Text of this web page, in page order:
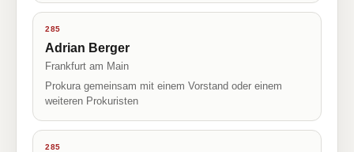
285
Adrian Berger
Frankfurt am Main
Prokura gemeinsam mit einem Vorstand oder einem
weiteren Prokuristen
285